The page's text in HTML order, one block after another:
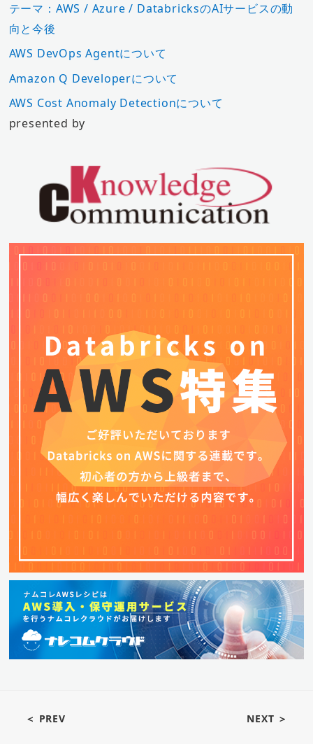
テーマ：AWS / Azure / DatabricksのAIサービスの動
向と今後
AWS DevOps Agentについて
Amazon Q Developerについて
AWS Cost Anomaly Detectionについて
presented by
＜ PREV NEXT ＞